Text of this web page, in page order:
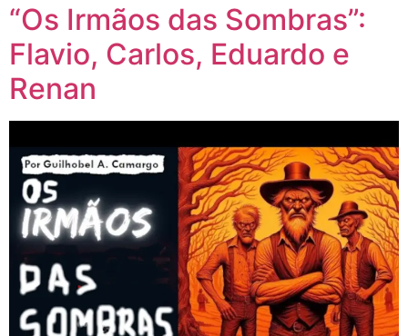
“Os Irmãos das Sombras”:
Flavio, Carlos, Eduardo e
Renan